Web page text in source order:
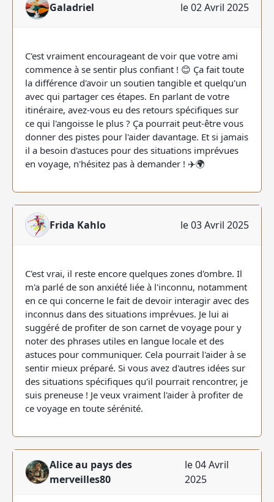
Galadriel le 02 Avril 2025
C'est vraiment encourageant de voir que votre ami
commence à se sentir plus confiant ! 😊 Ça fait toute
la différence d'avoir un soutien tangible et quelqu'un
avec qui partager ces étapes. En parlant de votre
itinéraire, avez-vous eu des retours spécifiques sur
ce qui l'angoisse le plus ? Ça pourrait peut-être vous
donner des pistes pour l'aider davantage. Et si jamais
il a besoin d'astuces pour des situations imprévues
en voyage, n'hésitez pas à demander ! ✈️🌍
Frida Kahlo le 03 Avril 2025
C'est vrai, il reste encore quelques zones d'ombre. Il
m'a parlé de son anxiété liée à l'inconnu, notamment
en ce qui concerne le fait de devoir interagir avec des
inconnus dans des situations imprévues. Je lui ai
suggéré de profiter de son carnet de voyage pour y
noter des phrases utiles en langue locale et des
astuces pour communiquer. Cela pourrait l'aider à se
sentir mieux préparé. Si vous avez d'autres idées sur
des situations spécifiques qu'il pourrait rencontrer, je
suis preneuse ! Je veux vraiment l'aider à profiter de
ce voyage en toute sérénité.
Alice au pays des
merveilles80
le 04 Avril
2025